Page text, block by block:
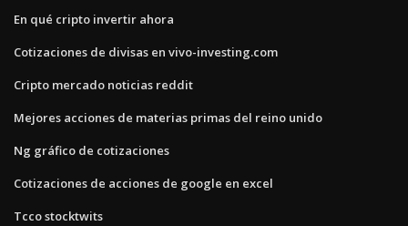
En qué cripto invertir ahora
Cotizaciones de divisas en vivo-investing.com
Cripto mercado noticias reddit
Mejores acciones de materias primas del reino unido
Ng gráfico de cotizaciones
Cotizaciones de acciones de google en excel
Tcco stocktwits